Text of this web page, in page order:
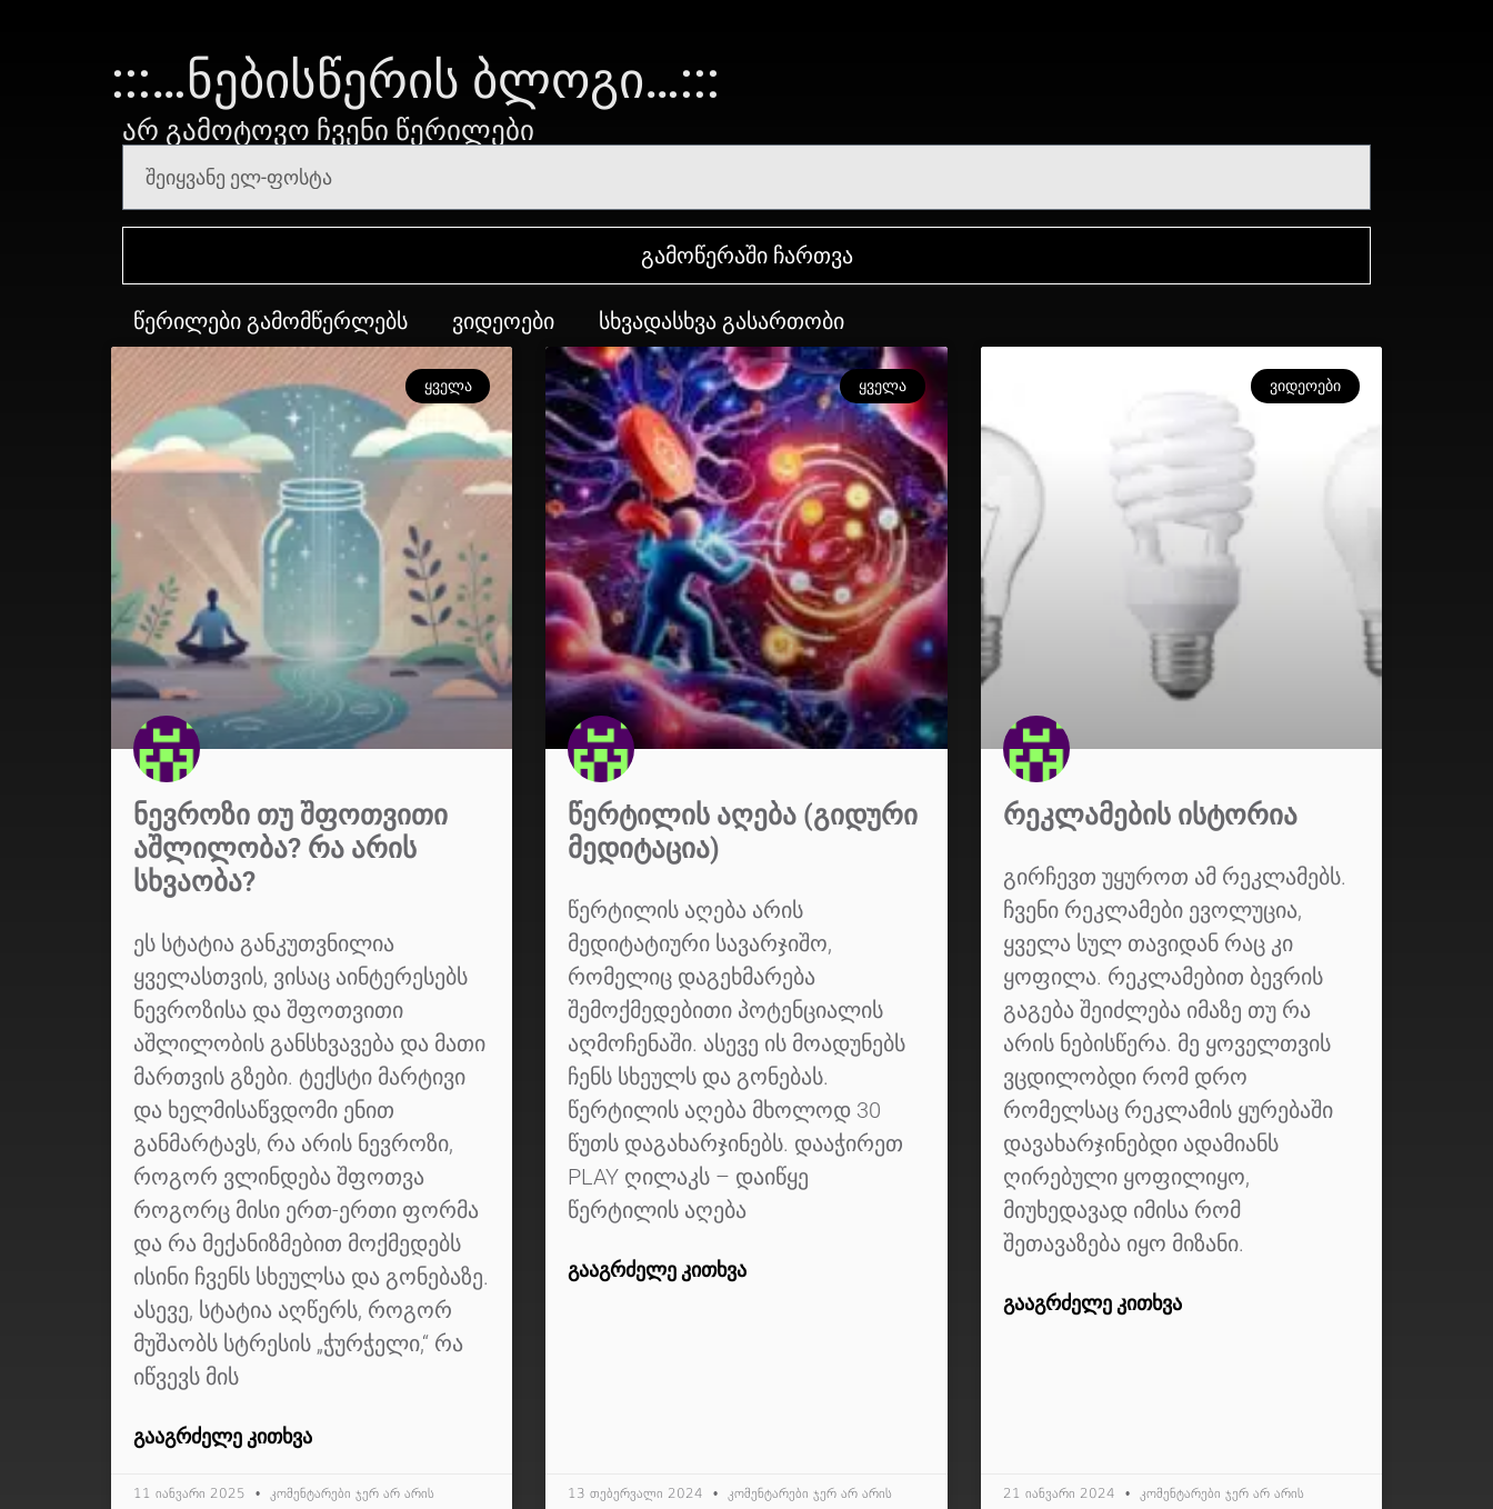
:::…ᲜᲔᲑᲘᲡᲬᲔᲠᲘᲡ ᲑᲚᲝᲒᲘ…:::
ᲐᲠ ᲒᲐᲛᲝᲢᲝᲕᲝ ᲩᲕᲔᲜᲘ ᲬᲔᲠᲘᲚᲔᲑᲘ
გამოწერაში ჩართვა
ᲬᲔᲠᲘᲚᲔᲑᲘ ᲒᲐᲛᲝᲛᲬᲔᲠᲚᲔᲑᲡ ᲕᲘᲓᲔᲝᲔᲑᲘ ᲡᲮᲕᲐᲓᲐᲡᲮᲕᲐ ᲒᲐᲡᲐᲠᲗᲝᲑᲘ
ᲧᲕᲔᲚᲐ
ᲜᲔᲕᲠᲝᲖᲘ ᲗᲣ ᲨᲤᲝᲗᲕᲘᲗᲘ
ᲐᲨᲚᲘᲚᲝᲑᲐ? ᲠᲐ ᲐᲠᲘᲡ
ᲡᲮᲕᲐᲝᲑᲐ?
ეს სტატია განკუთვნილია
ყველასთვის, ვისაც აინტერესებს
ნევროზისა და შფოთვითი
აშლილობის განსხვავება და მათი
მართვის გზები. ტექსტი მარტივი
და ხელმისაწვდომი ენით
განმარტავს, რა არის ნევროზი,
როგორ ვლინდება შფოთვა
როგორც მისი ერთ-ერთი ფორმა
და რა მექანიზმებით მოქმედებს
ისინი ჩვენს სხეულსა და გონებაზე.
ასევე, სტატია აღწერს, როგორ
მუშაობს სტრესის „ჭურჭელი,“ რა
იწვევს მის
ᲒᲐᲐᲒᲠᲫᲔᲚᲔ ᲙᲘᲗᲮᲕᲐ
11 იანვარი 2025 კომენტარები ჯერ არ არის
ᲧᲕᲔᲚᲐ
ᲬᲔᲠᲢᲘᲚᲘᲡ ᲐᲦᲔᲑᲐ (ᲒᲘᲓᲣᲠᲘ
ᲛᲔᲓᲘᲢᲐᲪᲘᲐ)
წერტილის აღება არის
მედიტატიური სავარჯიშო,
რომელიც დაგეხმარება
შემოქმედებითი პოტენციალის
აღმოჩენაში. ასევე ის მოადუნებს
ჩენს სხეულს და გონებას.
წერტილის აღება მხოლოდ 30
წუთს დაგახარჯინებს. დააჭირეთ
PLAY ღილაკს – დაიწყე
წერტილის აღება
ᲒᲐᲐᲒᲠᲫᲔᲚᲔ ᲙᲘᲗᲮᲕᲐ
13 თებერვალი 2024 კომენტარები ჯერ არ არის
ᲕᲘᲓᲔᲝᲔᲑᲘ
ᲠᲔᲙᲚᲐᲛᲔᲑᲘᲡ ᲘᲡᲢᲝᲠᲘᲐ
გირჩევთ უყუროთ ამ რეკლამებს.
ჩვენი რეკლამები ევოლუცია,
ყველა სულ თავიდან რაც კი
ყოფილა. რეკლამებით ბევრის
გაგება შეიძლება იმაზე თუ რა
არის ნებისწერა. მე ყოველთვის
ვცდილობდი რომ დრო
რომელსაც რეკლამის ყურებაში
დავახარჯინებდი ადამიანს
ღირებული ყოფილიყო,
მიუხედავად იმისა რომ
შეთავაზება იყო მიზანი.
ᲒᲐᲐᲒᲠᲫᲔᲚᲔ ᲙᲘᲗᲮᲕᲐ
21 იანვარი 2024 კომენტარები ჯერ არ არის